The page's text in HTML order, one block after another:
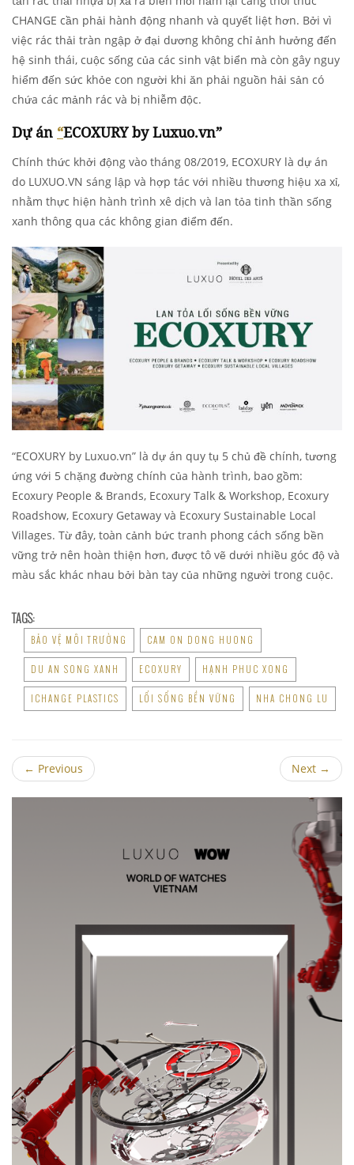
CHANGE cần phải hành động nhanh và quyết liệt hơn. Bởi vì
việc rác thải tràn ngập ở đại dương không chỉ ảnh hưởng đến
hệ sinh thái, cuộc sống của các sinh vật biển mà còn gây nguy
hiểm đến sức khỏe con người khi ăn phải nguồn hải sản có
chứa các mảnh rác và bị nhiễm độc.
Dự án “ECOXURY by Luxuo.vn”
Chính thức khởi động vào tháng 08/2019, ECOXURY là dự án
do LUXUO.VN sáng lập và hợp tác với nhiều thương hiệu xa xỉ,
nhằm thực hiện hành trình xê dịch và lan tỏa tinh thần sống
xanh thông qua các không gian điểm đến.
“ECOXURY by Luxuo.vn” là dự án quy tụ 5 chủ đề chính, tương
ứng với 5 chặng đường chính của hành trình, bao gồm:
Ecoxury People & Brands, Ecoxury Talk & Workshop, Ecoxury
Roadshow, Ecoxury Getaway và Ecoxury Sustainable Local
Villages. Từ đây, toàn cảnh bức tranh phong cách sống bền
vững trở nên hoàn thiện hơn, được tô vẽ dưới nhiều góc độ và
màu sắc khác nhau bởi bàn tay của những người trong cuộc.
TAGS:
BẢO VỆ MÔI TRƯỜNG CAM ON DONG HUONG
DU AN SONG XANH ECOXURY HẠNH PHUC XONG
ICHANGE PLASTICS LỐI SỐNG BỀN VỮNG NHA CHONG LU
← Previous Next →